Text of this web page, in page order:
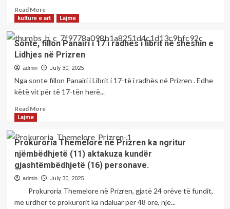
nga
e
ndërtesës
ku
po
Read MoreRead
more
Rritja
e
ndjenjës
së
vetmisë
epokën
GASHI,psikologe
kulture e art Lajme
Sonte, fillon Panairi i 17 i radhës i librit në sheshin e
Lidhjes në Prizren
admin July 30, 2025
Nga sonte fillon Panairi i Librit i 17-të i radhës në Prizren . Edhe
këtë vit për të 17-tën herë...
Read MoreRead
Sonte,
fillon
Panairi
i
17
radhës
i
Lajme
Prokuroria Themelore në Prizren ka ngritur
njëmbëdhjetë (11) aktakuza kundër
gjashtëmbëdhjetë (16) personave.
admin July 30, 2025
Prokuroria Themelore në Prizren, gjatë 24 orëve të fundit,
me urdhër të prokurorit ka ndaluar për 48 orë, një...